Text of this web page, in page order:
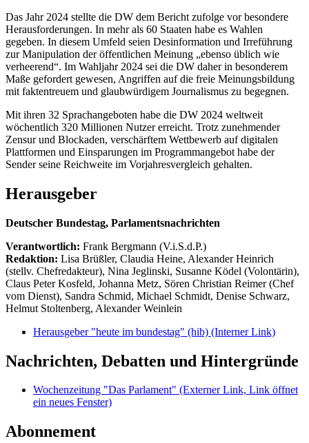
Das Jahr 2024 stellte die DW dem Bericht zufolge vor besondere
Herausforderungen. In mehr als 60 Staaten habe es Wahlen
gegeben. In diesem Umfeld seien Desinformation und Irreführung
zur Manipulation der öffentlichen Meinung „ebenso üblich wie
verheerend“. Im Wahljahr 2024 sei die DW daher in besonderem
Maße gefordert gewesen, Angriffen auf die freie Meinungsbildung
mit faktentreuem und glaubwürdigem Journalismus zu begegnen.
Mit ihren 32 Sprachangeboten habe die DW 2024 weltweit
wöchentlich 320 Millionen Nutzer erreicht. Trotz zunehmender
Zensur und Blockaden, verschärftem Wettbewerb auf digitalen
Plattformen und Einsparungen im Programmangebot habe der
Sender seine Reichweite im Vorjahresvergleich gehalten.
Herausgeber
Deutscher Bundestag, Parlamentsnachrichten
Verantwortlich: Frank Bergmann (V.i.S.d.P.)
Redaktion: Lisa Brüßler, Claudia Heine, Alexander Heinrich
(stellv. Chefredakteur), Nina Jeglinski, Susanne Ködel (Volontärin),
Claus Peter Kosfeld, Johanna Metz, Sören Christian Reimer (Chef
vom Dienst), Sandra Schmid, Michael Schmidt, Denise Schwarz,
Helmut Stoltenberg, Alexander Weinlein
Herausgeber "heute im bundestag" (hib) (Interner Link)
Nachrichten, Debatten und Hintergründe
Wochenzeitung "Das Parlament" (Externer Link, Link öffnet
ein neues Fenster)
Abonnement